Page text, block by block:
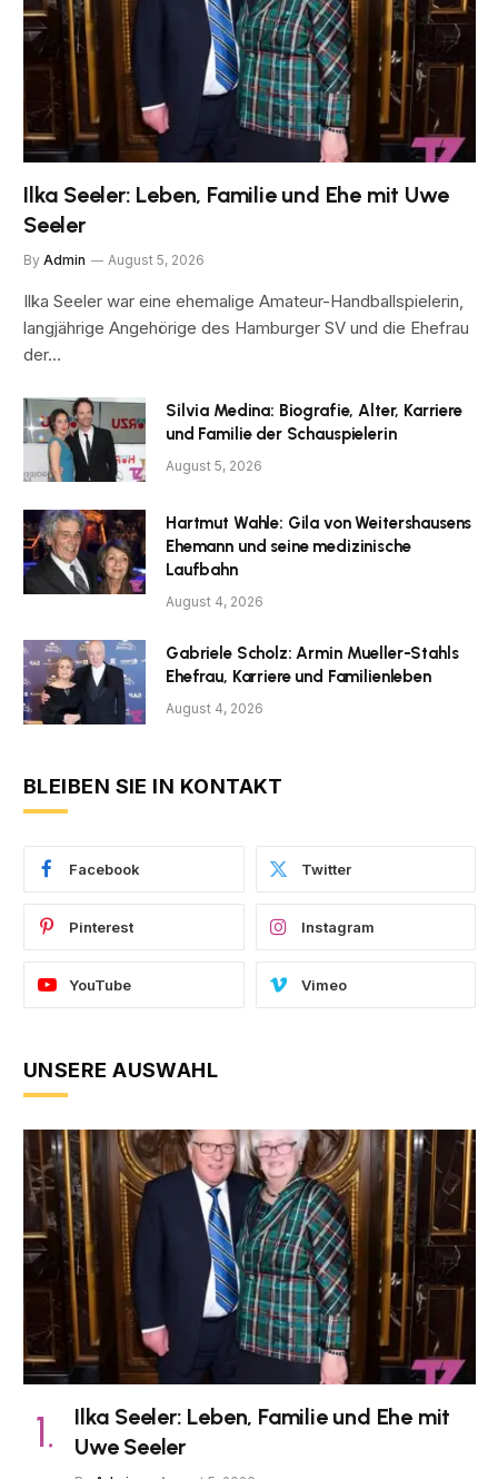
Ilka Seeler: Leben, Familie und Ehe mit Uwe
Seeler
By Admin August 5, 2026
Ilka Seeler war eine ehemalige Amateur-Handballspielerin,
langjährige Angehörige des Hamburger SV und die Ehefrau
der…
Silvia Medina: Biografie, Alter, Karriere
und Familie der Schauspielerin
August 5, 2026
Hartmut Wahle: Gila von Weitershausens
Ehemann und seine medizinische
Laufbahn
August 4, 2026
Gabriele Scholz: Armin Mueller-Stahls
Ehefrau, Karriere und Familienleben
August 4, 2026
BLEIBEN SIE IN KONTAKT
Facebook Twitter
Pinterest Instagram
YouTube Vimeo
UNSERE AUSWAHL
Ilka Seeler: Leben, Familie und Ehe mit
Uwe Seeler